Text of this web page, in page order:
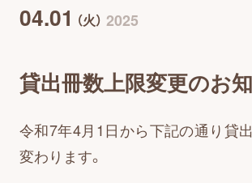
施設について
04.01 （火） 2025
貸出冊数上限変更のお
令和7年4月1日から下記の通り貸
変わります。